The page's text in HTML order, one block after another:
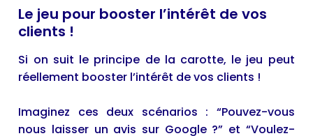
Le jeu pour booster l’intérêt de vos
clients !
Si on suit le principe de la carotte, le jeu peut
réellement booster l’intérêt de vos clients !
Imaginez ces deux scénarios : “Pouvez-vous
nous laisser un avis sur Google ?” et “Voulez-